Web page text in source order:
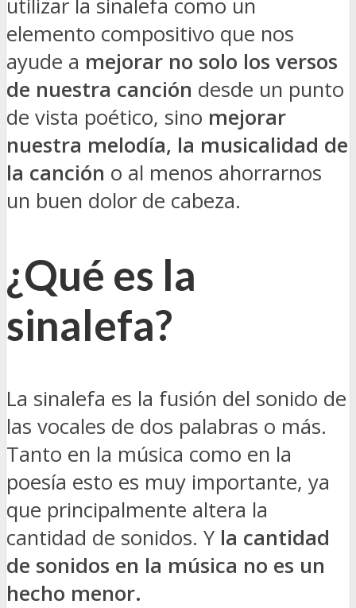
utilizar la sinalefa como un
elemento compositivo que nos
ayude a mejorar no solo los versos
de nuestra canción desde un punto
de vista poético, sino mejorar
nuestra melodía, la musicalidad de
la canción o al menos ahorrarnos
un buen dolor de cabeza.
¿Qué es la
sinalefa?
La sinalefa es la fusión del sonido de
las vocales de dos palabras o más.
Tanto en la música como en la
poesía esto es muy importante, ya
que principalmente altera la
cantidad de sonidos. Y la cantidad
de sonidos en la música no es un
hecho menor.